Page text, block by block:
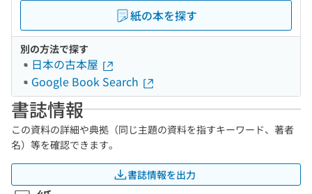
紙の本を探す
別の方法で探す
日本の古本屋
Google Book Search
書誌情報
この資料の詳細や典拠（同じ主題の資料を指すキーワード、著者
名）等を確認できます。
書誌情報を出力